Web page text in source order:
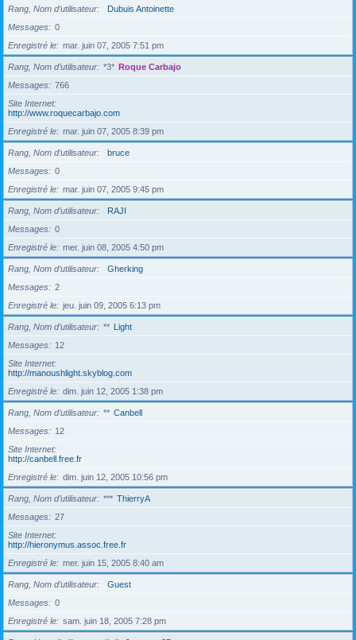
Rang, Nom d’utilisateur
Dubuis Antoinette
Messages
0
Enregistré le
mar. juin 07, 2005 7:51 pm
Rang, Nom d’utilisateur *3* Roque Carbajo
Messages
766
Site Internet
http://www.roquecarbajo.com
Enregistré le
mar. juin 07, 2005 8:39 pm
Rang, Nom d’utilisateur
bruce
Messages
0
Enregistré le
mar. juin 07, 2005 9:45 pm
Rang, Nom d’utilisateur
RAJI
Messages
0
Enregistré le
mer. juin 08, 2005 4:50 pm
Rang, Nom d’utilisateur
Gherking
Messages
2
Enregistré le
jeu. juin 09, 2005 6:13 pm
Rang, Nom d’utilisateur ** Light
Messages
12
Site Internet
http://manoushlight.skyblog.com
Enregistré le
dim. juin 12, 2005 1:38 pm
Rang, Nom d’utilisateur ** Canbell
Messages
12
Site Internet
http://canbell.free.fr
Enregistré le
dim. juin 12, 2005 10:56 pm
Rang, Nom d’utilisateur *** ThierryA
Messages
27
Site Internet
http://hieronymus.assoc.free.fr
Enregistré le
mer. juin 15, 2005 8:40 am
Rang, Nom d’utilisateur
Guest
Messages
0
Enregistré le
sam. juin 18, 2005 7:28 pm